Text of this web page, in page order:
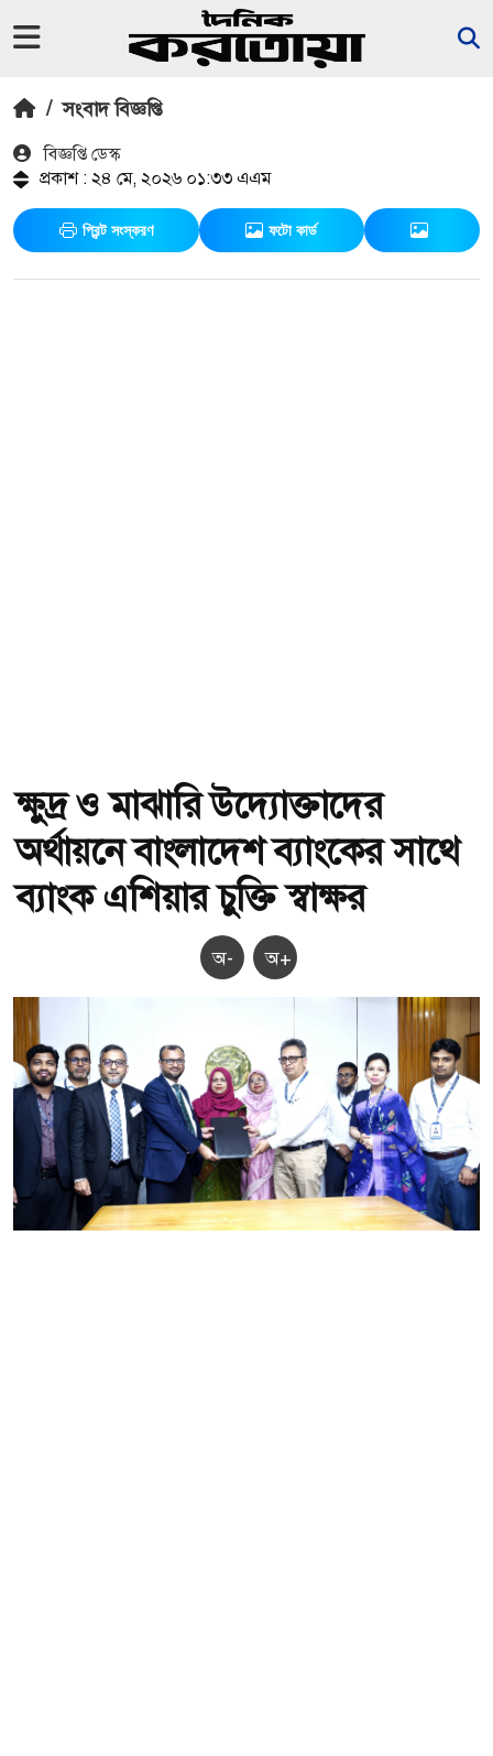
/ সংবাদ বিজ্ঞপ্তি
বিজ্ঞপ্তি ডেস্ক
প্রকাশ : ২৪ মে, ২০২৬ ০১:৩৩ এএম
প্রিন্ট সংস্করণ ফটো কার্ড
ক্ষুদ্র ও মাঝারি উদ্যোক্তাদের
অর্থায়নে বাংলাদেশ ব্যাংকের সাথে
ব্যাংক এশিয়ার চুক্তি স্বাক্ষর
অ- অ+